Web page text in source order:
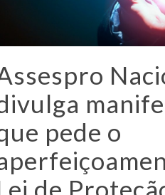
pede o
de